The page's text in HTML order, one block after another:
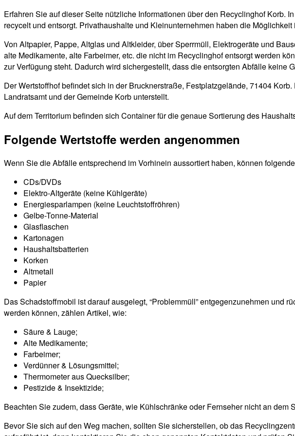
Erfahren Sie auf dieser Seite nützliche Informationen über den Recyclinghof Korb.
recycelt und entsorgt. Privathaushalte und Kleinunternehmen haben die
Von Altpapier, Pappe, Altglas und Altkleider, über Sperrmüll, Elektrogeräte und
alte Medikamente, alte Farbeimer, etc. die nicht im Recyclinghof entsorgt werden
zur Verfügung steht. Dadurch wird sichergestellt, dass die entsorgten Abfälle keine
Der Wertstoffhof befindet sich in der Brucknerstraße, Festplatzgelände, 71404
Landratsamt und der Gemeinde Korb unterstellt.
Auf dem Territorium befinden sich Container für die genaue Sortierung des
Folgende Wertstoffe werden angenommen
Wenn Sie die Abfälle entsprechend im Vorhinein aussortiert haben, können
CDs/DVDs
Elektro-Altgeräte (keine Kühlgeräte)
Energiesparlampen (keine Leuchtstoffröhren)
Gelbe-Tonne-Material
Glasflaschen
Kartonagen
Haushaltsbatterien
Korken
Altmetall
Papier
Das Schadstoffmobil ist darauf ausgelegt, “Problemmüll” entgegenzunehmen und
werden können, zählen Artikel, wie:
Säure & Lauge;
Alte Medikamente;
Farbeimer;
Verdünner & Lösungsmittel;
Thermometer aus Quecksilber;
Pestizide & Insektizide;
Beachten Sie zudem, dass Geräte, wie Kühlschränke oder Fernseher nicht an dem
Bevor Sie sich auf den Weg machen, sollten Sie sicherstellen, ob das